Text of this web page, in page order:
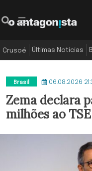
Crusoé Últimas Notícias
Brasil 06.08.2026
Zema declara
milhões ao TSE